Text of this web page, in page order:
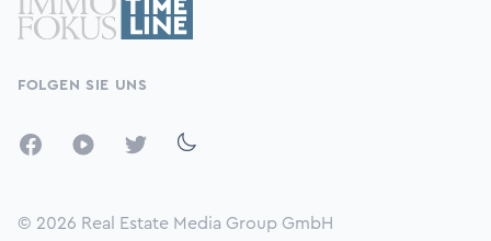
FOLGEN SIE UNS
FacebookYouTubeTwitter
© 2026 Real Estate Media Group GmbH